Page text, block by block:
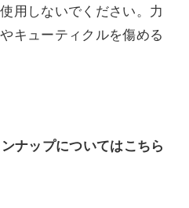
用しないでください。力
キューティクルを傷める
ナップについてはこちら